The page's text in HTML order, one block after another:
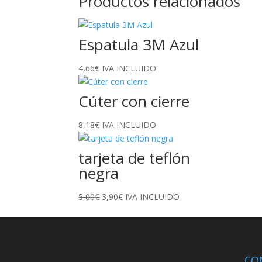
Espatula 3M Azul
4,66€ IVA INCLUIDO
Cúter con cierre
8,18€ IVA INCLUIDO
tarjeta de teflón
negra
5,00€ El
3,90€ElIVA INCLUIDO